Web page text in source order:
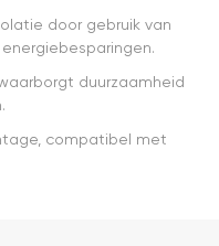
zeker zijn.
Goede
kwaliteit,
mooie
eenvoudig
door gebruik van
duurzaamheid
compatibel met